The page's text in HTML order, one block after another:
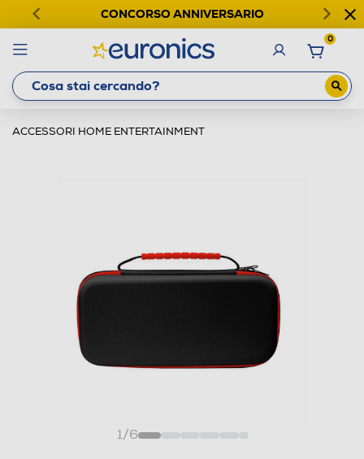
CONCORSO ANNIVERSARIO
0
ACCESSORI HOME ENTERTAINMENT
1/6